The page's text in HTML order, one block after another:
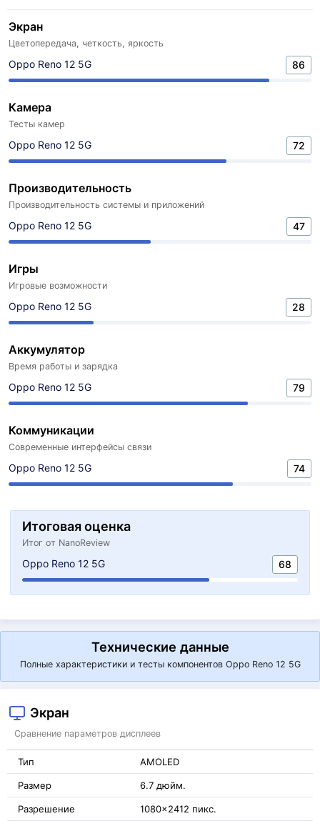
Экран
Цветопередача, четкость, яркость
Oppo Reno 12 5G 86
Камера
Тесты камер
Oppo Reno 12 5G 72
Производительность
Производительность системы и приложений
Oppo Reno 12 5G 47
Игры
Игровые возможности
Oppo Reno 12 5G 28
Аккумулятор
Время работы и зарядка
Oppo Reno 12 5G 79
Коммуникации
Современные интерфейсы связи
Oppo Reno 12 5G 74
Итоговая оценка
Итог от NanoReview
Oppo Reno 12 5G 68
Технические данные
Полные характеристики и тесты компонентов Oppo Reno 12 5G
Экран
Сравнение параметров дисплеев
Тип AMOLED
Размер 6.7 дюйм.
Разрешение 1080x2412 пикс.